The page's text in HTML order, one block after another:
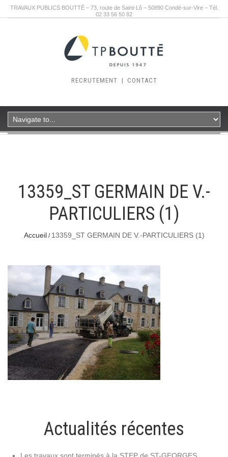
TRAVAUX PUBLICS BOUTTÉ – 73, route de Saint-Lô – 50890 Condé-sur-Vire – Tél.
02 33 56 50 82
RECRUTEMENT | CONTACT
13359_ST GERMAIN DE V.-
PARTICULIERS (1)
Accueil 13359_ST GERMAIN DE V.-PARTICULIERS (1)
Actualités récentes